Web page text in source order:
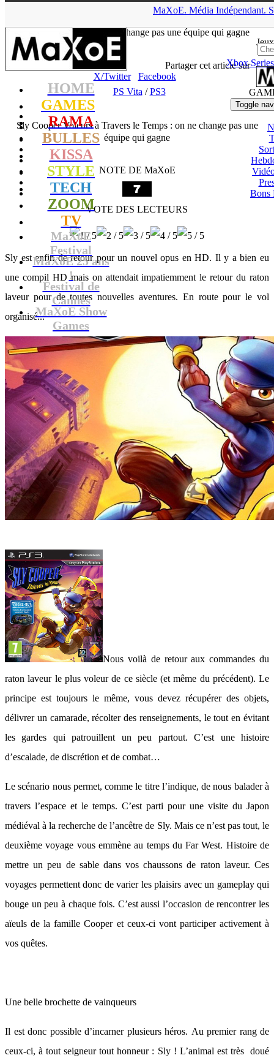
MaXoE. Média Indépendant.
HOME
GAMES
RAMA
BULLES
KISSA
STYLE
TECH
ZOOM
TV
MaXoE
Festival
MaXoE 25 ans
!
Festival de
Cannes
MaXoE Show
Games
Jeux
Xbox
Toggle
Bons
Travers le Temps : on ne change pas une équipe qui gagne
Partager cet article sur
X/Twitter
Facebook
PS Vita /PS3
Sly Cooper Voleurs à Travers le Temps : on ne change pas une
équipe qui gagne
NOTE DE MaXoE
VOTE DES LECTEURS
Sly est enfin de retour pour un nouvel opus en HD. Il y a bien eu
une compil HD mais on attendait impatiemment le retour du raton
laveur pour de toutes nouvelles aventures. En route pour le vol
organisé...
Nous voilà de retour aux commandes du
raton laveur le plus voleur de ce siècle (et même du précédent). Le
principe est toujours le même, vous devez récupérer des objets,
délivrer un camarade, récolter des renseignements, le tout en évitant
les gardes qui patrouillent un peu partout. C’est une histoire
d’escalade, de discrétion et de combat…
Le scénario nous permet, comme le titre l’indique, de nous balader à
travers l’espace et le temps. C’est parti pour une visite du Japon
médiéval à la recherche de l’ancêtre de Sly. Mais ce n’est pas tout, le
deuxième voyage vous emmène au temps du Far West. Histoire de
mettre un peu de sable dans vos chaussons de raton laveur. Ces
voyages permettent donc de varier les plaisirs avec un gameplay qui
bouge un peu à chaque fois. C’est aussi l’occasion de rencontrer les
aïeuls de la famille Cooper et ceux-ci vont participer activement à
vos quêtes.
Une belle brochette de vainqueurs
Il est donc possible d’incarner plusieurs héros. Au premier rang de
ceux-ci, à tout seigneur tout honneur : Sly ! L’animal est très doué